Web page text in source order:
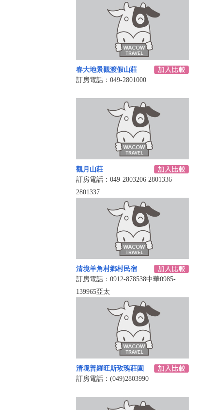
春大地景觀渡假山莊
訂房電話：049-2801000
觀月山莊
訂房電話：049-2803206 2801336
2801337
清境羊角村鄉村民宿
訂房電話：0912-878538中華0985-
139965亞太
清境普羅旺斯玫瑰莊園
訂房電話：(049)2803990